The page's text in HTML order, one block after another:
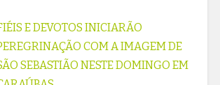
E DEVOTOS INICIARÃO
COM A IMAGEM DE
SEBASTIÃO NESTE DOMINGO EM